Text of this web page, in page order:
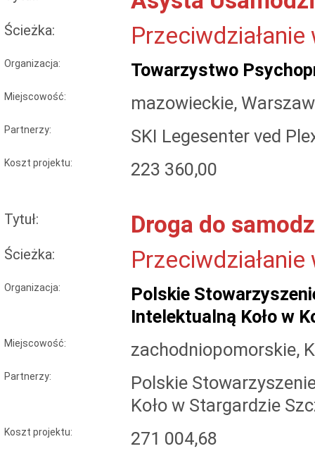
Ścieżka:
Organizacja: Towarzystwo
Miejscowość: mazowieckie,
Partnerzy: SKI Legesenter ved
Koszt projektu: 223 360,00
Tytuł: Droga do
Ścieżka:
Organizacja:
Polskie
Intelektualną Koło w
Miejscowość: zachodniopomorskie,
Partnerzy:
Polskie
Koło w Stargardzie
Koszt projektu: 271 004,68